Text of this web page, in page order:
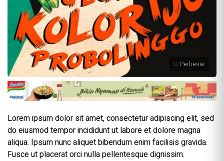
Perbesar
Lorem ipsum dolor sit amet, consectetur adipiscing elit, sed
do eiusmod tempor incididunt ut labore et dolore magna
aliqua. Ipsum nunc aliquet bibendum enim facilisis gravida.
Fusce ut placerat orci nulla pellentesque dignissim.